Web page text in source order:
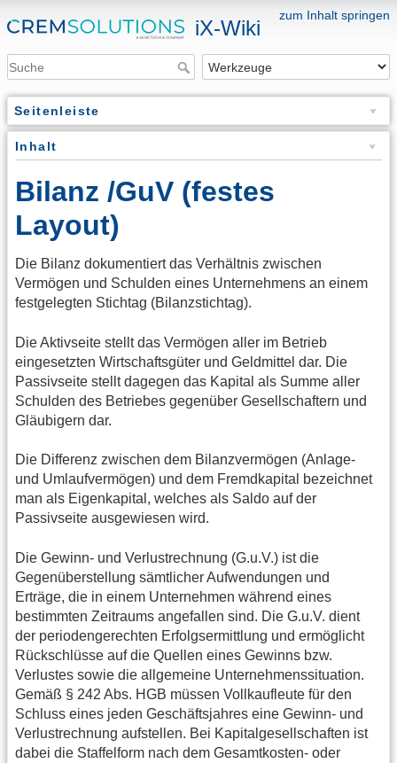
zum Inhalt springen
iX-Wiki
Seitenleiste
Inhalt
Bilanz /GuV (festes
Layout)
Die Bilanz dokumentiert das Verhältnis zwischen
Vermögen und Schulden eines Unternehmens an einem
festgelegten Stichtag (Bilanzstichtag).
Die Aktivseite stellt das Vermögen aller im Betrieb
eingesetzten Wirtschaftsgüter und Geldmittel dar. Die
Passivseite stellt dagegen das Kapital als Summe aller
Schulden des Betriebes gegenüber Gesellschaftern und
Gläubigern dar.
Die Differenz zwischen dem Bilanzvermögen (Anlage-
und Umlaufvermögen) und dem Fremdkapital bezeichnet
man als Eigenkapital, welches als Saldo auf der
Passivseite ausgewiesen wird.
Die Gewinn- und Verlustrechnung (G.u.V.) ist die
Gegenüberstellung sämtlicher Aufwendungen und
Erträge, die in einem Unternehmen während eines
bestimmten Zeitraums angefallen sind. Die G.u.V. dient
der periodengerechten Erfolgsermittlung und ermöglicht
Rückschlüsse auf die Quellen eines Gewinns bzw.
Verlustes sowie die allgemeine Unternehmenssituation.
Gemäß § 242 Abs. HGB müssen Vollkaufleute für den
Schluss eines jeden Geschäftsjahres eine Gewinn- und
Verlustrechnung aufstellen. Bei Kapitalgesellschaften ist
dabei die Staffelform nach dem Gesamtkosten- oder